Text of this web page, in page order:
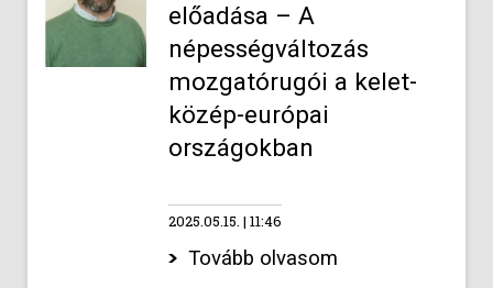
előadása – A
népességváltozás
mozgatórugói a kelet-
közép-európai
országokban
2025.05.15. 11:46
Tovább olvasom